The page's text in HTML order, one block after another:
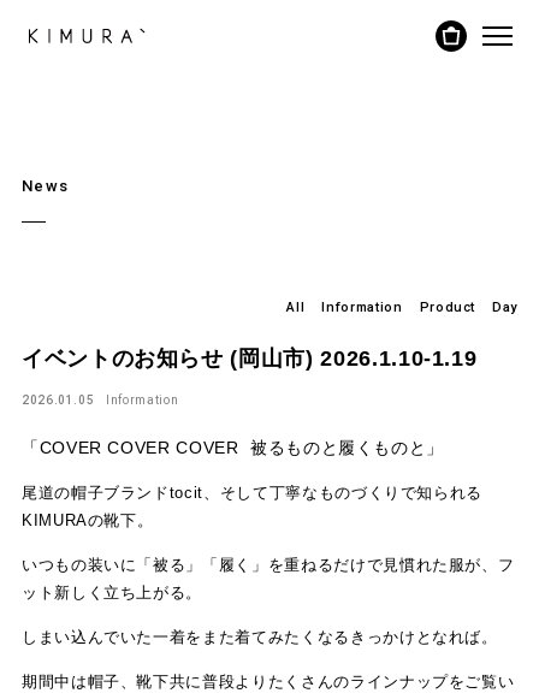
News
All Information Product Day
イベントのお知らせ (岡山市) 2026.1.10-1.19
2026.01.05 Information
「COVER COVER COVER 被るものと履くものと」
尾道の帽子ブランドtocit、そして丁寧なものづくりで知られる
KIMURAの靴下。
いつもの装いに「被る」「履く」を重ねるだけで見慣れた服が、フ
ット新しく立ち上がる。
しまい込んでいた一着をまた着てみたくなるきっかけとなれば。
期間中は帽子、靴下共に普段よりたくさんのラインナップをご覧い